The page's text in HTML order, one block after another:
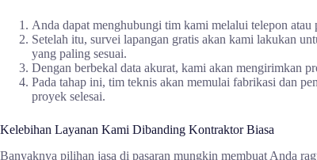
Anda dapat menghubungi tim kami melalui telepon
Setelah itu, survei lapangan gratis akan kami lakukan
yang paling sesuai.
Dengan berbekal data akurat, kami akan mengirimkan
Pada tahap ini, tim teknis akan memulai fabrikasi dan
proyek selesai.
Kelebihan Layanan Kami Dibanding Kontraktor Biasa
Banyaknya pilihan jasa di pasaran mungkin membuat Anda